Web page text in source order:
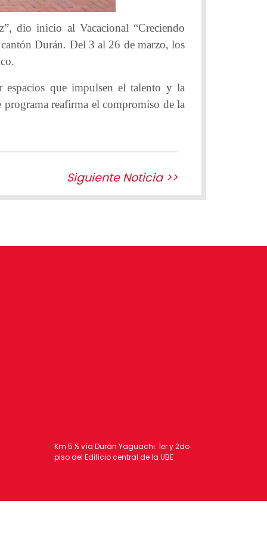
dio inicio al Vacacional “Creciendo
Durán. Del 3 al 26 de marzo, los
espacios que impulsen el talento y la
reafirma el compromiso de la
Siguiente Noticia >>
Km 5 ½ vía Durán Yaguachi. 1er y 2do
piso del Edificio central de la UBE